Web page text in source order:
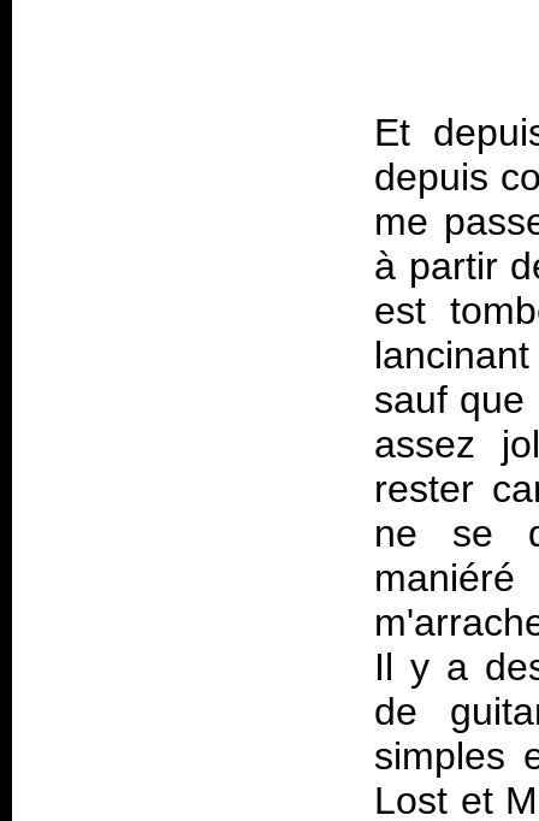
Et
depuis
me
à partir
est
sauf que
assez
rester
ne se
Il y a
de
simples
Lost et